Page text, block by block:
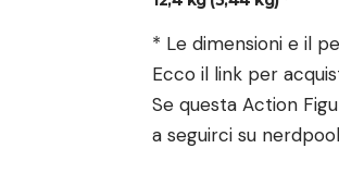
* Le dimensioni e il
Ecco il link per
Se questa Action
a seguirci su